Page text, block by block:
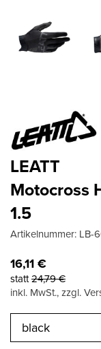
LEATT
Motocross
1.5
Artikelnummer: LB-
16,11€
statt24,79€
inkl. MwSt., zzgl.